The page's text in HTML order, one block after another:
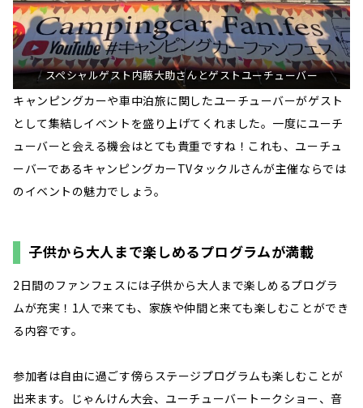
スペシャルゲスト内藤大助さんとゲストユーチューバー
キャンピングカーや車中泊旅に関したユーチューバーがゲスト
として集結しイベントを盛り上げてくれました。一度にユーチ
ューバーと会える機会はとても貴重ですね！これも、ユーチュ
ーバーであるキャンピングカーTVタックルさんが主催ならでは
のイベントの魅力でしょう。
子供から大人まで楽しめるプログラムが満載
2日間のファンフェスには子供から大人まで楽しめるプログラ
ムが充実！1人で来ても、家族や仲間と来ても楽しむことができ
る内容です。
参加者は自由に過ごす傍らステージプログラムも楽しむことが
出来ます。じゃんけん大会、ユーチューバートークショー、音